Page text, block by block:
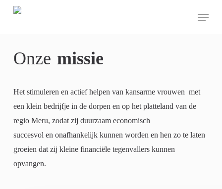
Skip
search
Menu
Onze missie
Het stimuleren en actief helpen van kansarme vrouwen met
een klein bedrijfje in de dorpen en op het platteland van de
regio Meru, zodat zij duurzaam economisch
succesvol en onafhankelijk kunnen worden en hen zo te laten
groeien dat zij kleine financiële tegenvallers kunnen
opvangen.